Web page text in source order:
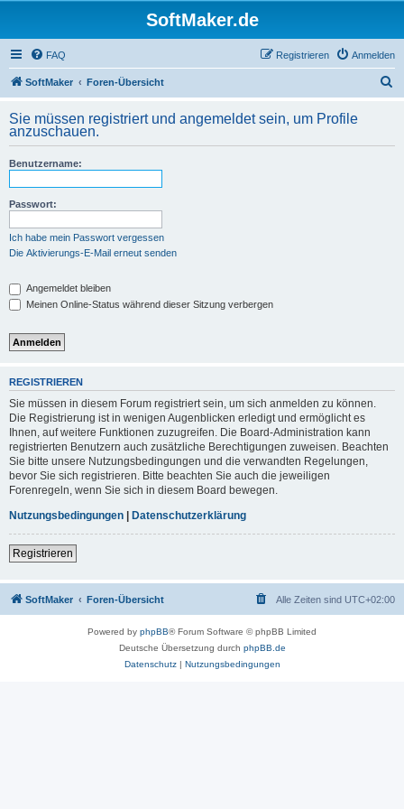
SoftMaker.de
FAQ Anmelden
Registrieren
SoftMaker Foren-Übersicht
h
Sie müssen registriert und angemeldet sein, um Profile
anzuschauen.
Benutzername:
Passwort:
Ich habe mein Passwort vergessen
Die Aktivierungs-E-Mail erneut senden
Angemeldet bleiben
Meinen Online-Status während dieser Sitzung verbergen
REGISTRIEREN
Sie müssen in diesem Forum registriert sein, um sich anmelden zu können.
Die Registrierung ist in wenigen Augenblicken erledigt und ermöglicht es
Ihnen, auf weitere Funktionen zuzugreifen. Die Board-Administration kann
registrierten Benutzern auch zusätzliche Berechtigungen zuweisen. Beachten
Sie bitte unsere Nutzungsbedingungen und die verwandten Regelungen,
bevor Sie sich registrieren. Bitte beachten Sie auch die jeweiligen
Forenregeln, wenn Sie sich in diesem Board bewegen.
Nutzungsbedingungen | Datenschutzerklärung
Registrieren
SoftMaker Foren-Übersicht Alle Zeiten sind UTC+02:00
Powered by phpBB® Forum Software © phpBB Limited
Deutsche Übersetzung durch phpBB.de
Datenschutz| Nutzungsbedingungen